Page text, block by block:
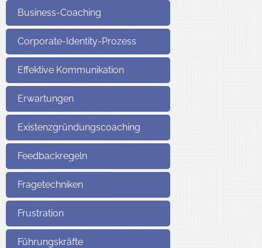
Business-Coaching
Corporate-Identity-Prozess
Effektive Kommunikation
Erwartungen
Existenzgründungscoaching
Feedbackregeln
Fragetechniken
Frustration
Führungskräfte